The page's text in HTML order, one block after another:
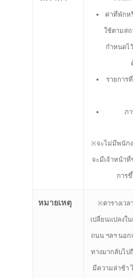
ค่าที่พักห
ใช้ตามสถ
กำหนดไ
รายการ
ภ
※จะไม่มีพนัก
จะมีเจ้าหน้า
การ
หมายเหตุ ※ตารางเว
เปลี่ยนแปลงใ
ถนน ฯลฯ นอ
ทางมากลับไป
มีความล่าช้า